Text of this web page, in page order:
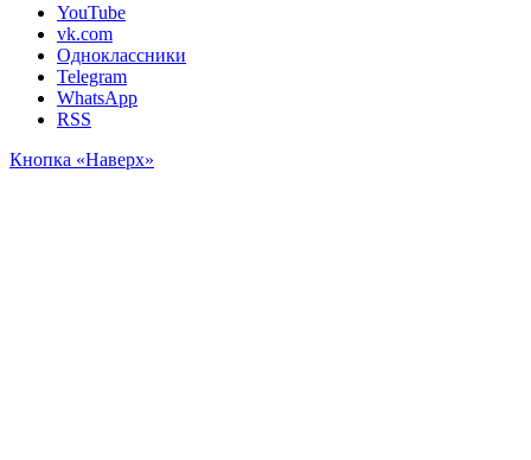
YouTube
vk.com
Одноклассники
Telegram
WhatsApp
RSS
Кнопка «Наверх»